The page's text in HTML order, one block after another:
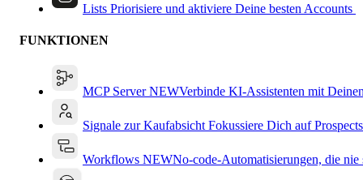
Lists Priorisiere und aktiviere Deine besten Accounts
FUNKTIONEN
MCP ServerNEWVerbinde KI-Assistenten mit
Signale zur Kaufabsicht Fokussiere Dich auf
Workflows NEWNo-code-Automatisierungen, die nie